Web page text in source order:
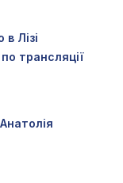
Лізі
трансляції